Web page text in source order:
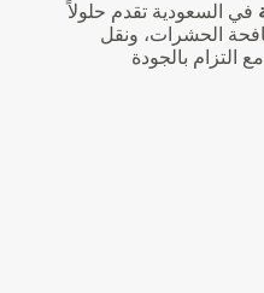
في السعودية تقدم حلولاً
الحشرات، ونقل
التزام بالجودة